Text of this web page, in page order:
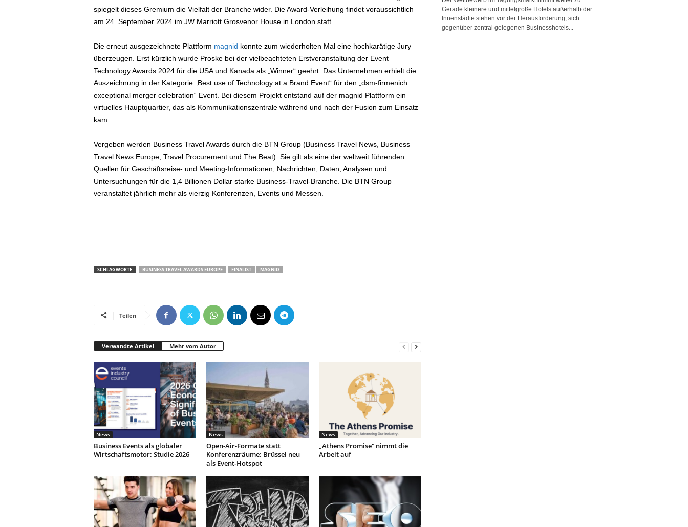
spiegelt dieses Gremium die Vielfalt der Branche wider. Die Award-Verleihung findet voraussichtlich
am 24. September 2024 im JW Marriott Grosvenor House in London statt.
Die erneut ausgezeichnete Plattform magnid konnte zum wiederholten Mal eine hochkarätige Jury
überzeugen. Erst kürzlich wurde Proske bei der vielbeachteten Erstveranstaltung der Event
Technology Awards 2024 für die USA und Kanada als „Winner“ geehrt. Das Unternehmen erhielt die
Auszeichnung in der Kategorie „Best use of Technology at a Brand Event“ für den „dsm-firmenich
exceptional merger celebration“ Event. Bei diesem Projekt entstand auf der magnid Plattform ein
virtuelles Hauptquartier, das als Kommunikationszentrale während und nach der Fusion zum Einsatz
kam.
Vergeben werden Business Travel Awards durch die BTN Group (Business Travel News, Business
Travel News Europe, Travel Procurement und The Beat). Sie gilt als eine der weltweit führenden
Quellen für Geschäftsreise- und Meeting-Informationen, Nachrichten, Daten, Analysen und
Untersuchungen für die 1,4 Billionen Dollar starke Business-Travel-Branche. Die BTN Group
veranstaltet jährlich mehr als vierzig Konferenzen, Events und Messen.
SCHLAGWORTE BUSINESS TRAVEL AWARDS EUROPE FINALIST MAGNID
Teilen
Verwandte Artikel Mehr vom Autor
News
Business Events als globaler
Wirtschaftsmotor: Studie 2026
News
Open-Air-Formate statt
Konferenzräume: Brüssel neu
als Event-Hotspot
News
„Athens Promise“ nimmt die
Arbeit auf
Gerade kleinere und mittelgroße Hotels außerhalb der
Innenstädte stehen vor der Herausforderung, sich
gegenüber zentral gelegenen Businesshotels...